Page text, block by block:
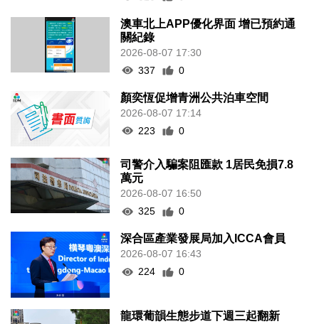
澳車北上APP優化界面 增已預約通
關紀錄
2026-08-07 17:30
337
0
顏奕恆促增青洲公共泊車空間
2026-08-07 17:14
223
0
司警介入騙案阻匯款 1居民免損7.8
萬元
2026-08-07 16:50
325
0
深合區產業發展局加入ICCA會員
2026-08-07 16:43
224
0
龍環葡韻生態步道下週三起翻新